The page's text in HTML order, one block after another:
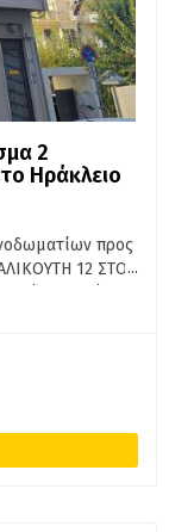
2
Ηράκλειο
προς
12 ΣΤΟ
95τμ, σε
μήνα.
...